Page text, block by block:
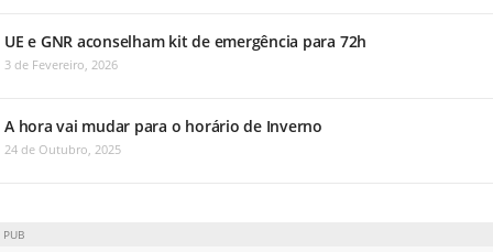
UE e GNR aconselham kit de emergência para 72h
3 de Fevereiro, 2026
A hora vai mudar para o horário de Inverno
24 de Outubro, 2025
PUB